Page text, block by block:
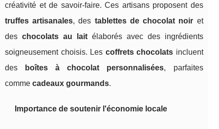
créativité et de savoir-faire. Ces artisans proposent des
truffes artisanales, des tablettes de chocolat noir et
des chocolats au laitélaborés avec des ingrédients
soigneusement choisis. Les coffrets chocolats incluent
des
boîtes à chocolat personnalisées, parfaites
comme cadeaux gourmands.
Importance de soutenir l'économie locale